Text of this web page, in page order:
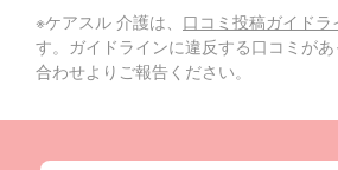
※ケアスル 介護は、 口コミ投稿ガイドラ
す。ガイドラインに違反する口コミが
合わせよりご報告ください。